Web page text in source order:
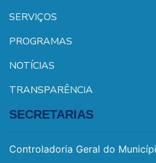
SERVIÇOS
PROGRAMAS
NOTÍCIAS
TRANSPARÊNCIA
SECRETARIAS
Controladoria Geral do